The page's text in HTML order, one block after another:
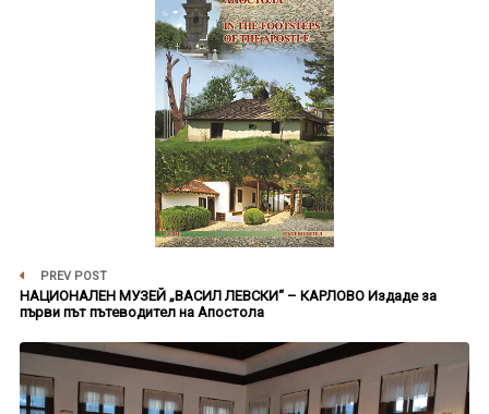
PREV POST
НАЦИОНАЛЕН МУЗЕЙ „ВАСИЛ ЛЕВСКИ“ – КАРЛОВО Издаде за
първи път пътеводител на Апостола